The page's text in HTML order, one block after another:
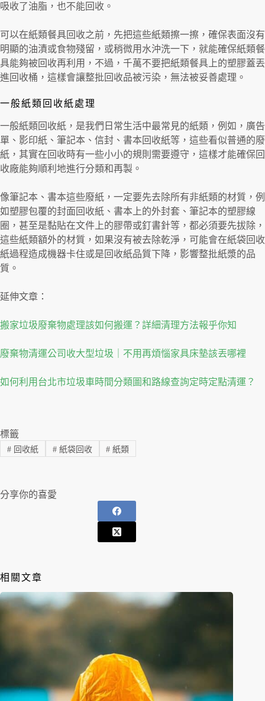
吸收了油脂，也不能回收。
可以在紙類餐具回收之前，先把這些紙類擦一擦，確保表面沒有
明顯的油漬或食物殘留，或稍微用水沖洗一下，就能確保紙類餐
具能夠被回收再利用，不過，千萬不要把紙類餐具上的塑膠蓋丟
進回收桶，這樣會讓整批回收品被污染，無法被妥善處理。
一般紙類回收紙處理
一般紙類回收紙，是我們日常生活中最常見的紙類，例如，廣告
單、影印紙、筆記本、信封、書本回收紙等，這些看似普通的廢
紙，其實在回收時有一些小小的規則需要遵守，這樣才能確保回
收廠能夠順利地進行分類和再製。
像筆記本、書本這些廢紙，一定要先去除所有非紙類的材質，例
如塑膠包覆的封面回收紙、書本上的外封套、筆記本的塑膠線
圈，甚至是黏貼在文件上的膠帶或釘書針等，都必須要先拔除，
這些紙類額外的材質，如果沒有被去除乾淨，可能會在紙袋回收
紙過程造成機器卡住或是回收紙品質下降，影響整批紙漿的品
質。
延伸文章：
搬家垃圾廢棄物處理該如何搬運？詳細清理方法報乎你知
廢棄物清運公司收大型垃圾｜不用再煩惱家具床墊該丟哪裡
如何利用台北市垃圾車時間分類圖和路線查詢定時定點清運？
標籤
#回收紙 #紙袋回收 # 紙類
分享你的喜愛
相關文章